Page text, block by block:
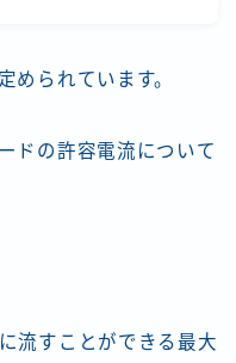
められています。
ドの許容電流について
流すことができる最大